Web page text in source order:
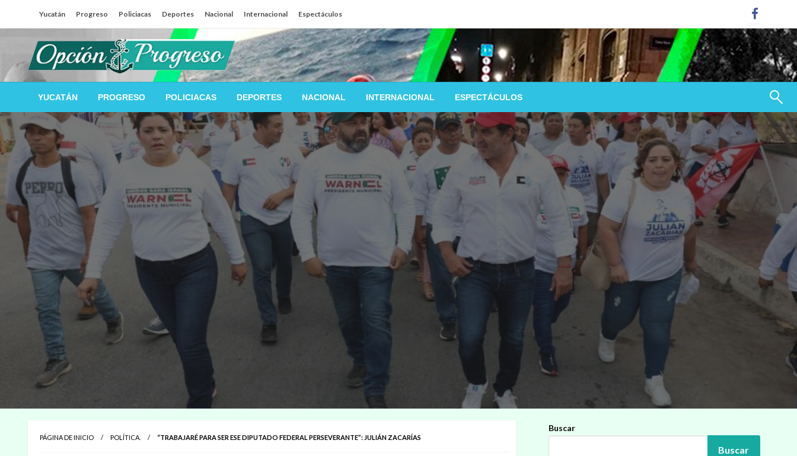
Yucatán Progreso Policiacas Deportes Nacional Internacional Espectáculos
Opción Progreso
Las noticias del día a día del puerto
YUCATÁN PROGRESO POLICIACAS DEPORTES NACIONAL INTERNACIONAL ESPECTÁCULOS
PÁGINA DE INICIO POLÍTICA. “TRABAJARÉ PARA SER ESE DIPUTADO FEDERAL PERSEVERANTE”: JULIÁN ZACARÍAS
Buscar
Buscar